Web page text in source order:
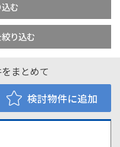
む
り込む
まとめて
検討物件に追加